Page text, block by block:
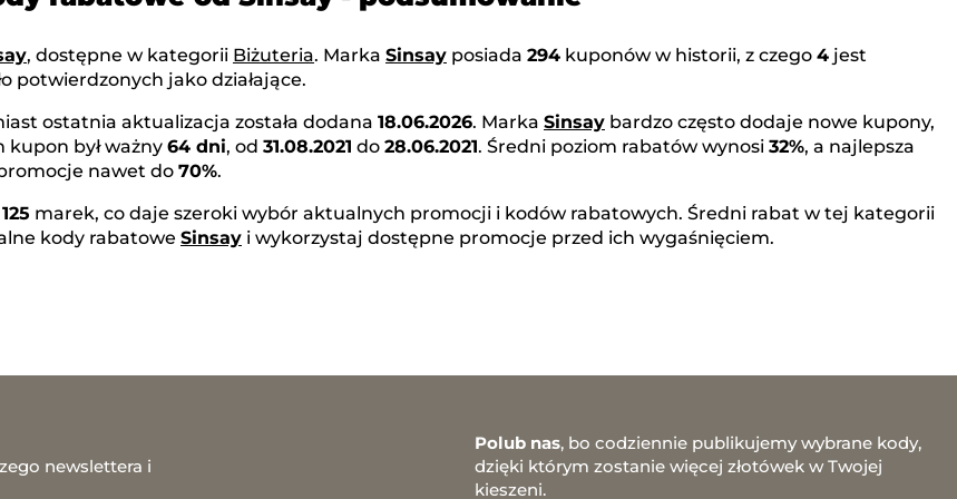
, dostępne w kategorii Biżuteria. Marka Sinsay posiada 294 kuponów w historii, z czego 4 jest
potwierdzonych jako działające.
ostatnia aktualizacja została dodana 18.06.2026. Marka Sinsay bardzo często dodaje nowe kupony,
kupon był ważny 64 dni, od 31.08.2021 do 28.06.2021. Średni poziom rabatów wynosi 32%, a najlepsza
nawet do 70%.
125 marek, co daje szeroki wybór aktualnych promocji i kodów rabatowych. Średni rabat w tej kategorii
kody rabatowe Sinsay i wykorzystaj dostępne promocje przed ich wygaśnięciem.
newslettera i
Polub nas, bo codziennie publikujemy wybrane kody,
dzięki którym zostanie więcej złotówek w Twojej
kieszeni.